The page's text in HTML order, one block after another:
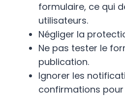
formulaire, ce qui
utilisateurs.
Négliger la
Ne pas tester le
publication.
Ignorer les
confirmations pour